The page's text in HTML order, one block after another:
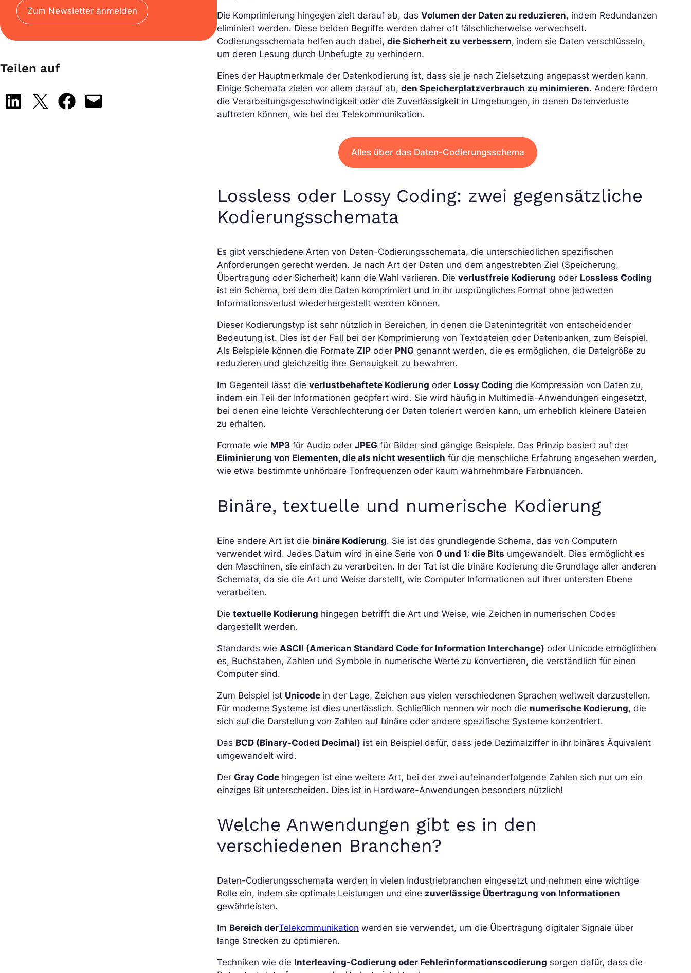
Zum Newsletter anmelden
Teilen auf
Share on LinkedIn
Share on X Share on Facebook
Email this Page
Die Komprimierung hingegen zielt darauf ab, dasVolumen der Daten zu reduzieren, indem Redundanzen
eliminiert werden. Diese beiden Begriffe werden daher oft fälschlicherweise verwechselt.
Codierungsschemata helfen auch dabei,die Sicherheit zu verbessern, indem sie Daten verschlüsseln,
um deren Lesung durch Unbefugte zu verhindern.
Eines der Hauptmerkmale der Datenkodierung ist, dass sie je nach Zielsetzung angepasst werden kann.
Einige Schemata zielen vor allem darauf ab,den Speicherplatzverbrauch zu minimieren. Andere fördern
die Verarbeitungsgeschwindigkeit oder die Zuverlässigkeit in Umgebungen, in denen Datenverluste
auftreten können, wie bei der Telekommunikation.
Alles über das Daten-Codierungsschema
Lossless oder Lossy Coding: zwei gegensätzliche
Kodierungsschemata
Es gibt verschiedene Arten von Daten-Codierungsschemata, die unterschiedlichen spezifischen
Anforderungen gerecht werden. Je nach Art der Daten und dem angestrebten Ziel (Speicherung,
Übertragung oder Sicherheit) kann die Wahl variieren. Dieverlustfreie Kodierung oder Lossless Coding
ist ein Schema, bei dem die Daten komprimiert und in ihr ursprüngliches Format ohne jedweden
Informationsverlust wiederhergestellt werden können.
Dieser Kodierungstyp ist sehr nützlich in Bereichen, in denen die Datenintegrität von entscheidender
Bedeutung ist. Dies ist der Fall bei der Komprimierung von Textdateien oder Datenbanken, zum Beispiel.
Als Beispiele können die Formate ZIP oder PNG genannt werden, die es ermöglichen, die Dateigröße zu
reduzieren und gleichzeitig ihre Genauigkeit zu bewahren.
Im Gegenteil lässt dieverlustbehaftete Kodierung oder Lossy Coding die Kompression von Daten zu,
indem ein Teil der Informationen geopfert wird. Sie wird häufig in Multimedia-Anwendungen eingesetzt,
bei denen eine leichte Verschlechterung der Daten toleriert werden kann, um erheblich kleinere Dateien
zu erhalten.
Formate wie MP3 für Audio oderJPEG für Bilder sind gängige Beispiele. Das Prinzip basiert auf der
Eliminierung von Elementen, die als nicht wesentlich für die menschliche Erfahrung angesehen werden,
wie etwa bestimmte unhörbare Tonfrequenzen oder kaum wahrnehmbare Farbnuancen.
Binäre, textuelle und numerische Kodierung
Eine andere Art ist die binäre Kodierung. Sie ist das grundlegende Schema, das von Computern
verwendet wird. Jedes Datum wird in eine Serie von0 und 1: die Bits umgewandelt. Dies ermöglicht es
den Maschinen, sie einfach zu verarbeiten. In der Tat ist die binäre Kodierung die Grundlage aller anderen
Schemata, da sie die Art und Weise darstellt, wie Computer Informationen auf ihrer untersten Ebene
verarbeiten.
Dietextuelle Kodierung hingegen betrifft die Art und Weise, wie Zeichen in numerischen Codes
dargestellt werden.
Standards wie ASCII (American Standard Code for Information Interchange) oder Unicode ermöglichen
es, Buchstaben, Zahlen und Symbole in numerische Werte zu konvertieren, die verständlich für einen
Computer sind.
Zum Beispiel ist Unicode in der Lage, Zeichen aus vielen verschiedenen Sprachen weltweit darzustellen.
Für moderne Systeme ist dies unerlässlich. Schließlich nennen wir noch die numerische Kodierung, die
sich auf die Darstellung von Zahlen auf binäre oder andere spezifische Systeme konzentriert.
Das BCD (Binary-Coded Decimal) ist ein Beispiel dafür, dass jede Dezimalziffer in ihr binäres Äquivalent
umgewandelt wird.
DerGray Code hingegen ist eine weitere Art, bei der zwei aufeinanderfolgende Zahlen sich nur um ein
einziges Bit unterscheiden. Dies ist in Hardware-Anwendungen besonders nützlich!
Welche Anwendungen gibt es in den
verschiedenen Branchen?
Daten-Codierungsschemata werden in vielen Industriebranchen eingesetzt und nehmen eine wichtige
Rolle ein, indem sie optimale Leistungen und eine zuverlässige Übertragung von Informationen
gewährleisten.
Im Bereich derTelekommunikation werden sie verwendet, um die Übertragung digitaler Signale über
lange Strecken zu optimieren.
Techniken wie die Interleaving-Codierung oder Fehlerinformationscodierung sorgen dafür, dass die